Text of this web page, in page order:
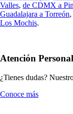
Valles, de CDMX a
Guadalajara a Torreón,
Los Mochis.
Atención
¿Tienes dudas?
Conoce más